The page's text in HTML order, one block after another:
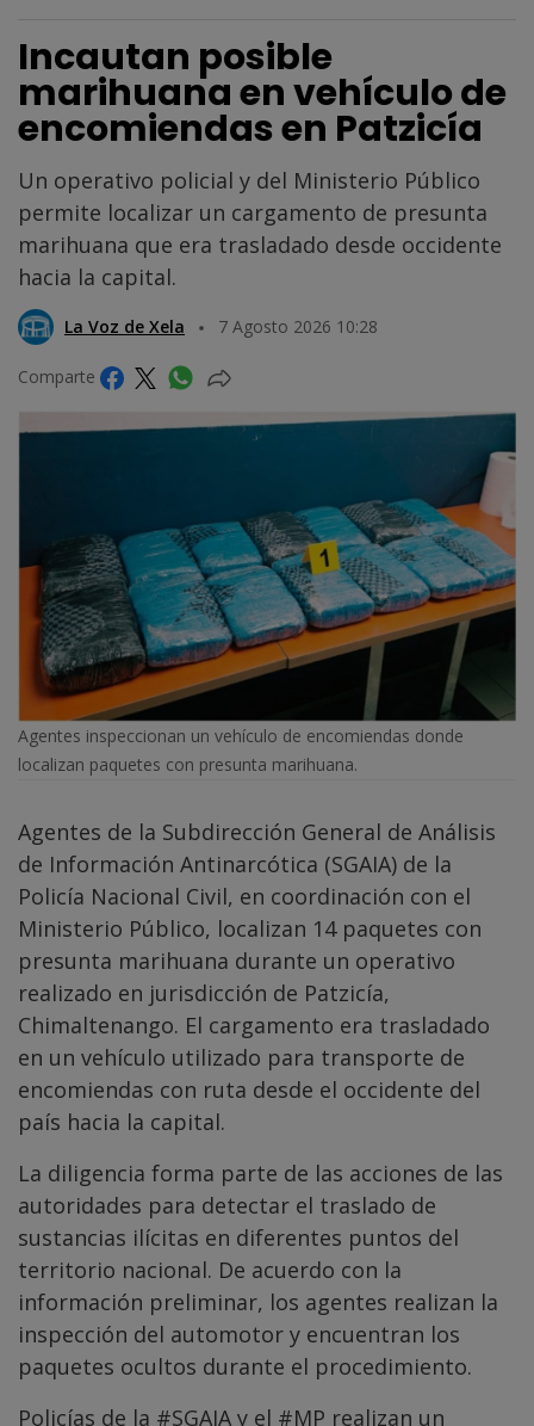
Incautan posible
marihuana en vehículo de
encomiendas en Patzicía
Un operativo policial y del Ministerio Público
permite localizar un cargamento de presunta
marihuana que era trasladado desde occidente
hacia la capital.
La Voz de Xela 7 Agosto 2026 10:28
Comparte
Agentes inspeccionan un vehículo de encomiendas donde
localizan paquetes con presunta marihuana.
Agentes de la Subdirección General de Análisis
de Información Antinarcótica (SGAIA) de la
Policía Nacional Civil, en coordinación con el
Ministerio Público, localizan 14 paquetes con
presunta marihuana durante un operativo
realizado en jurisdicción de Patzicía,
Chimaltenango. El cargamento era trasladado
en un vehículo utilizado para transporte de
encomiendas con ruta desde el occidente del
país hacia la capital.
La diligencia forma parte de las acciones de las
autoridades para detectar el traslado de
sustancias ilícitas en diferentes puntos del
territorio nacional. De acuerdo con la
información preliminar, los agentes realizan la
inspección del automotor y encuentran los
paquetes ocultos durante el procedimiento.
Policías de la #SGAIA y el #MP realizan un